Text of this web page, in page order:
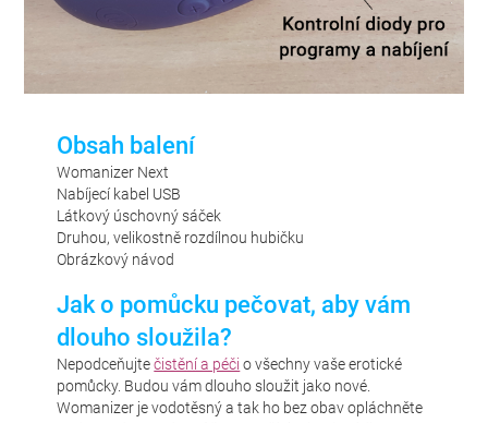
Obsah balení
Womanizer Next
Nabíjecí kabel USB
Látkový úschovný sáček
Druhou, velikostně rozdílnou hubičku
Obrázkový návod
Jak o pomůcku pečovat, aby vám
dlouho sloužila?
Nepodceňujtečistění a péči o všechny vaše erotické
pomůcky. Budou vám dlouho sloužit jako nové.
Womanizer je vodotěsný a tak ho bez obav opláchněte